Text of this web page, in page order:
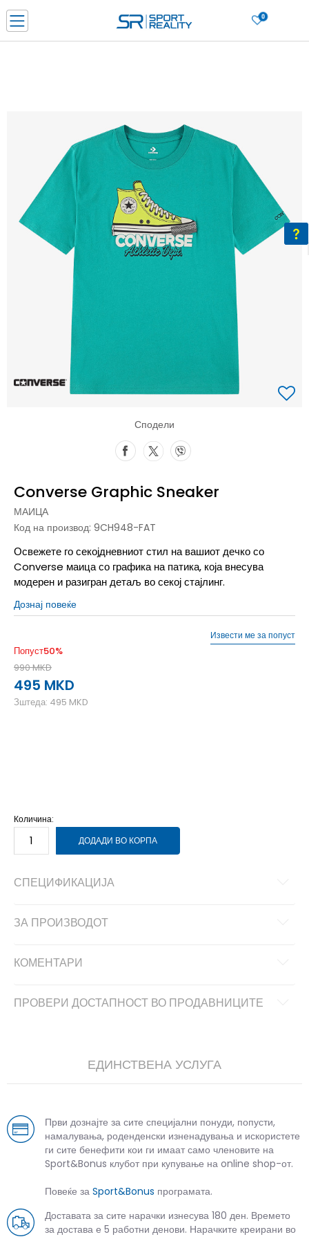
0
ДОЗНАЈ ПОВЕЌЕ
Ценовник
ДОЗНАЈ ПОВЕЌЕ
Сподели
Converse Graphic Sneaker
МАИЦА
Код на производ: 9CH948-FAT
Освежете го секојдневниот стил на вашиот дечко со
Converse маица со графика на патика, која внесува
модерен и разигран детаљ во секој стајлинг.
Дознај повеќе
Попуст50%
990MKD
495 MKD
Зштеда: 495 MKD
Извести ме за попуст
Количина:
ДОДАДИ ВО КОРПА
СПЕЦИФИКАЦИЈА
ЗА ПРОИЗВОДОТ
КОМЕНТАРИ
ПРОВЕРИ ДОСТАПНОСТ ВО ПРОДАВНИЦИТЕ
ЕДИНСТВЕНА УСЛУГА
Први дознајте за сите специјални понуди, попусти,
намалувања, роденденски изненадувања и искористете
ги сите бенефити кои ги имаат само членовите на
Sport&Bonus клубот при купување на online shop-от.
Повеќе за Sport&Bonus програмата.
Доставата за сите нарачки изнесува 180 ден. Времето
за достава е 5 работни денови. Нарачките креирани во